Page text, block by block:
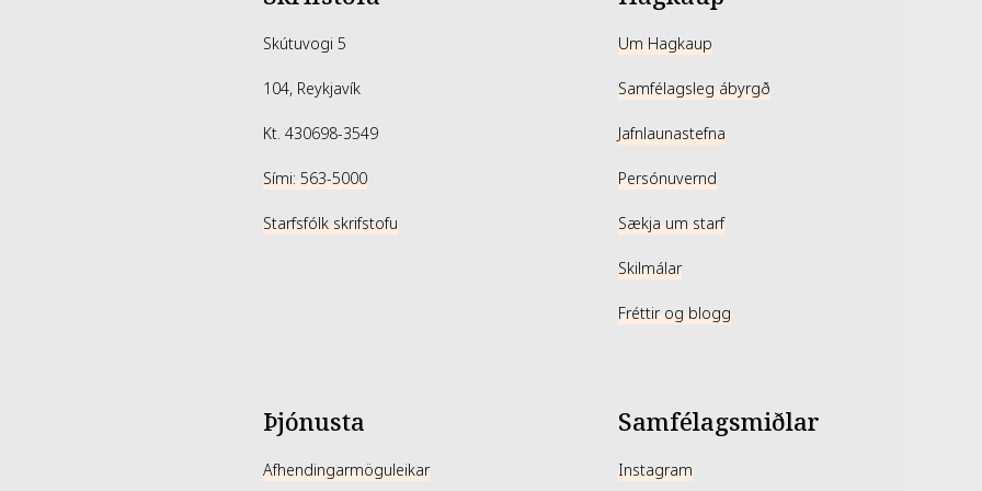
Skútuvogi 5
104, Reykjavík
Kt. 430698-3549
Sími: 563-5000
Starfsfólk skrifstofu
Um Hagkaup
Samfélagsleg ábyrgð
Jafnlaunastefna
Persónuvernd
Sækja um starf
Skilmálar
Fréttir og blogg
Þjónusta
Afhendingarmöguleikar
Samfélagsmiðlar
Instagram